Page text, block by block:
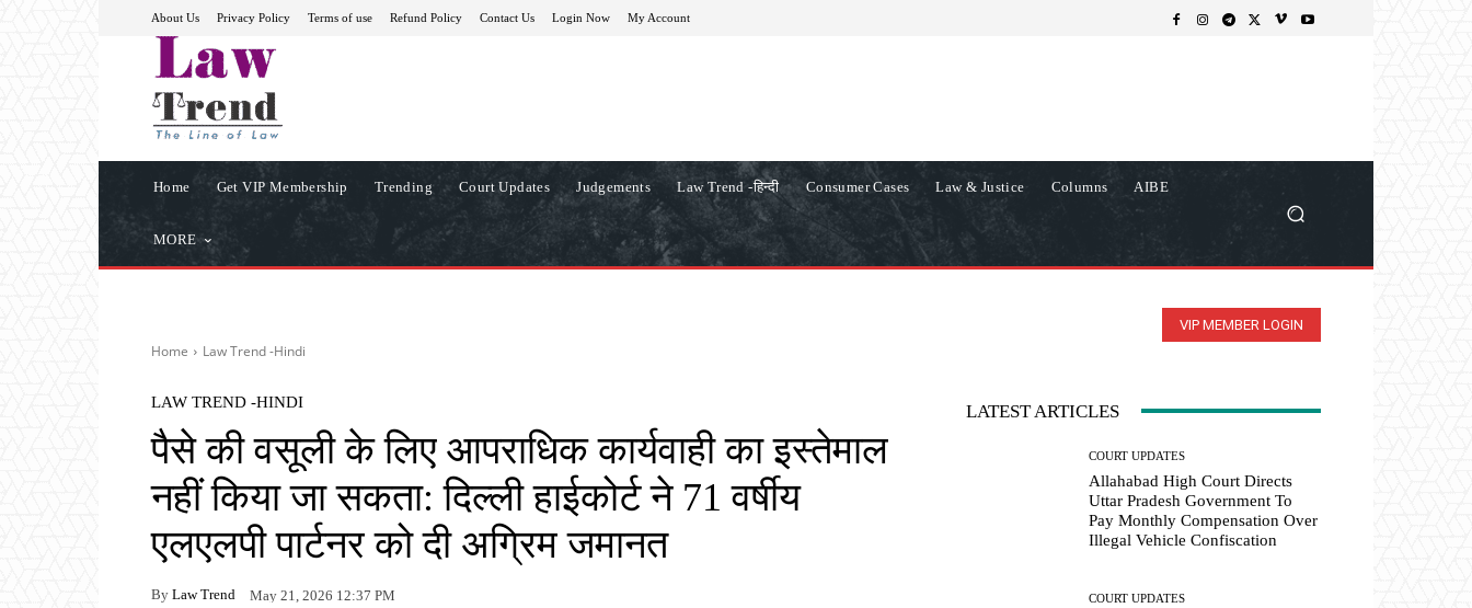
About Us Privacy Policy Terms of use Refund Policy Contact Us Login Now My Account
Home Get VIP Membership Trending Court Updates Judgements Law Trend -हिन्दी Consumer Cases Law & Justice Columns AIBE
MORE
VIP MEMBER LOGIN
Home Law Trend -Hindi
LAW TREND -HINDI
पैसे की वसूली के लिए आपराधिक कार्यवाही का इस्तेमाल
नहीं किया जा सकता: दिल्ली हाईकोर्ट ने 71 वर्षीय
एलएलपी पार्टनर को दी अग्रिम जमानत
By Law Trend May 21, 2026 12:37 PM
LATEST ARTICLES
COURT UPDATES
Allahabad High Court Directs
Uttar Pradesh Government To
Pay Monthly Compensation Over
Illegal Vehicle Confiscation
COURT UPDATES